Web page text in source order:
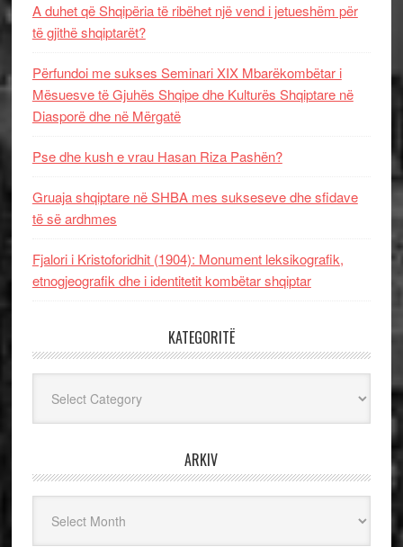
A duhet që Shqipëria të ribëhet një vend i jetueshëm për
të gjithë shqiptarët?
Përfundoi me sukses Seminari XIX Mbarëkombëtar i
Mësuesve të Gjuhës Shqipe dhe Kulturës Shqiptare në
Diasporë dhe në Mërgatë
Pse dhe kush e vrau Hasan Riza Pashën?
Gruaja shqiptare në SHBA mes sukseseve dhe sfidave
të së ardhmes
Fjalori i Kristoforidhit (1904): Monument leksikografik,
etnogjeografik dhe i identitetit kombëtar shqiptar
KATEGORITË
ARKIV